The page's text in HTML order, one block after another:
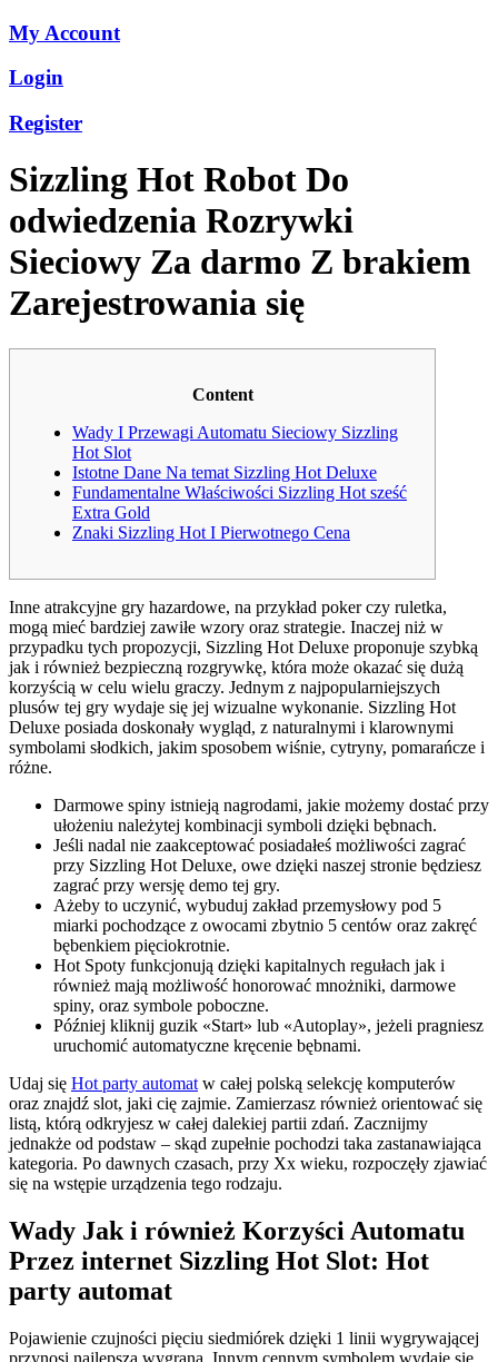
My Account
Login
Register
Sizzling Hot Robot Do
odwiedzenia Rozrywki
Sieciowy Za darmo Z brakiem
Zarejestrowania się
Content
Wady I Przewagi Automatu Sieciowy Sizzling
Hot Slot
Istotne Dane Na temat Sizzling Hot Deluxe
Fundamentalne Właściwości Sizzling Hot sześć
Extra Gold
Znaki Sizzling Hot I Pierwotnego Cena
Inne atrakcyjne gry hazardowe, na przykład poker czy ruletka,
mogą mieć bardziej zawiłe wzory oraz strategie. Inaczej niż w
przypadku tych propozycji, Sizzling Hot Deluxe proponuje szybką
jak i również bezpieczną rozgrywkę, która może okazać się dużą
korzyścią w celu wielu graczy. Jednym z najpopularniejszych
plusów tej gry wydaje się jej wizualne wykonanie. Sizzling Hot
Deluxe posiada doskonały wygląd, z naturalnymi i klarownymi
symbolami słodkich, jakim sposobem wiśnie, cytryny, pomarańcze i
różne.
Darmowe spiny istnieją nagrodami, jakie możemy dostać przy
ułożeniu należytej kombinacji symboli dzięki bębnach.
Jeśli nadal nie zaakceptować posiadałeś możliwości zagrać
przy Sizzling Hot Deluxe, owe dzięki naszej stronie będziesz
zagrać przy wersję demo tej gry.
Ażeby to uczynić, wybuduj zakład przemysłowy pod 5
miarki pochodzące z owocami zbytnio 5 centów oraz zakręć
bębenkiem pięciokrotnie.
Hot Spoty funkcjonują dzięki kapitalnych regułach jak i
również mają możliwość honorować mnożniki, darmowe
spiny, oraz symbole poboczne.
Później kliknij guzik «Start» lub «Autoplay», jeżeli pragniesz
uruchomić automatyczne kręcenie bębnami.
Udaj się Hot party automat w całej polską selekcję komputerów
oraz znajdź slot, jaki cię zajmie. Zamierzasz również orientować się
listą, którą odkryjesz w całej dalekiej partii zdań. Zacznijmy
jednakże od podstaw – skąd zupełnie pochodzi taka zastanawiająca
kategoria. Po dawnych czasach, przy Xx wieku, rozpoczęły zjawiać
się na wstępie urządzenia tego rodzaju.
Wady Jak i również Korzyści Automatu
Przez internet Sizzling Hot Slot: Hot
party automat
Pojawienie czujności pięciu siedmiórek dzięki 1 linii wygrywającej
przynosi najlepszą wygraną. Innym cennym symbolem wydaje się